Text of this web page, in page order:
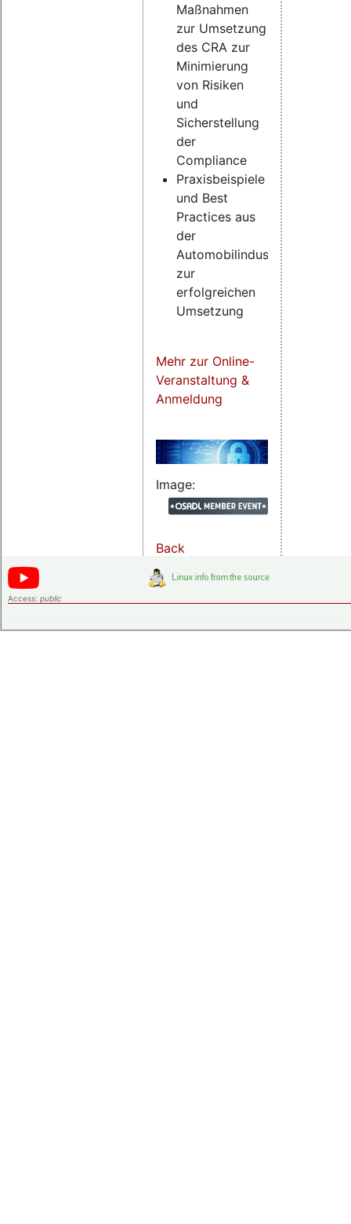
Maßnahmen
zur Umsetzung
des CRA zur
Minimierung
von Risiken
und
Sicherstellung
der
Compliance
Praxisbeispiele
und Best
Practices aus
der
Automobilindustrie
zur
erfolgreichen
Umsetzung
Mehr zur Online-
Veranstaltung &
Anmeldung
Image:
Back
Access: public